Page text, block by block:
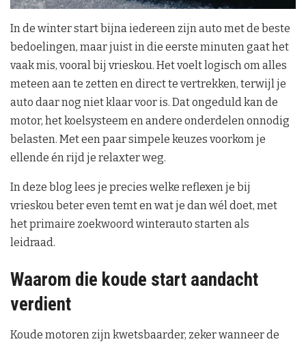
In de winter start bijna iedereen zijn auto met de beste
bedoelingen, maar juist in die eerste minuten gaat het
vaak mis, vooral bij vrieskou. Het voelt logisch om alles
meteen aan te zetten en direct te vertrekken, terwijl je
auto daar nog niet klaar voor is. Dat ongeduld kan de
motor, het koelsysteem en andere onderdelen onnodig
belasten. Met een paar simpele keuzes voorkom je
ellende én rijd je relaxter weg.
In deze blog lees je precies welke reflexen je bij
vrieskou beter even temt en wat je dan wél doet, met
het primaire zoekwoord winterauto starten als
leidraad.
Waarom die koude start aandacht
verdient
Koude motoren zijn kwetsbaarder, zeker wanneer de